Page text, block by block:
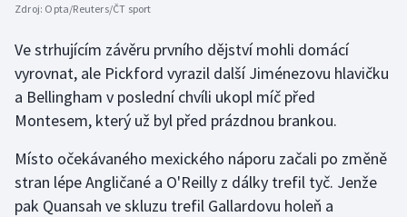
Zdroj: Opta/Reuters/ČT sport
Ve strhujícím závěru prvního dějství mohli domácí
vyrovnat, ale Pickford vyrazil další Jiménezovu hlavičku
a Bellingham v poslední chvíli ukopl míč před
Montesem, který už byl před prázdnou brankou.
Místo očekávaného mexického náporu začali po změně
stran lépe Angličané a O'Reilly z dálky trefil tyč. Jenže
pak Quansah ve skluzu trefil Gallardovu holeň a